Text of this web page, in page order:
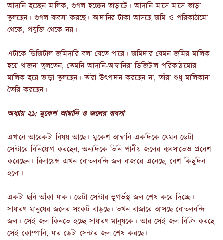
আদানি হচ্ছেন মালিক, গুগল হচ্ছেন ভাড়াটে। আদানি মাসে মাসে ভাড়া
তুলছেন। গুগল ব্যবসা করছে। আদানির টাকা আসছে জমি ও পরিকাঠামো
থেকে, প্রযুক্তি থেকে নয়।
এটাকে ডিজিটাল জমিদারি বলা যেতে পারে। জমিদার যেমন জমির মালিক
হয়ে খাজনা তুলতেন, তেমনি আদানি-আম্বানিরা ডিজিটাল পরিকাঠামোর
মালিক হয়ে ভাড়া তুলছেন। তাঁরা উৎপাদন করছেন না, তাঁরা শুধু মালিকানা
তৈরি করছেন।
অধ্যায় ২১: মুকেশ আম্বানি ও জলের ব্যবসা
এখানে আরেকটা বিষয় আছে। মুকেশ আম্বানি একদিকে যেমন ডেটা
সেন্টারে বিনিয়োগ করছেন, অন্যদিকে তিনি পানীয় জলের ব্যবসাতেও প্রবেশ
করেছেন। রিলায়েন্স এখন বোতলবন্দি জল বাজারে এনেছে, বেশ কিছুদিন
হলো।
একটা ছবি আঁকা যাক। ডেটা সেন্টার ভূগর্ভস্থ জল শেষ করে দিচ্ছে।
সাধারণ মানুষের জলের সংকট বাড়ছে। তখন বাজারে আসছে বোতলবন্দি
জল। সেই জল কিনতে হচ্ছে সাধারণ মানুষকে। আর সেই জল বিক্রি করছে
সেই কোম্পানি, যার ডেটা সেন্টার জল শেষ করছে।